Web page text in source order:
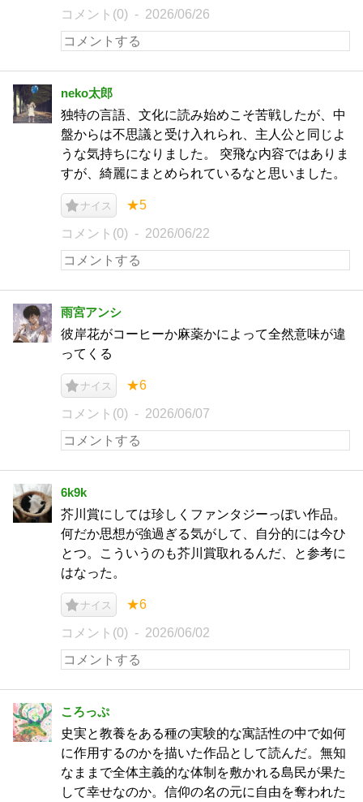
コメント(0) 2026/06/26
neko太郎
独特の言語、文化に読み始めこそ苦戦したが、中
盤からは不思議と受け入れられ、主人公と同じよ
うな気持ちになりました。 突飛な内容ではありま
すが、綺麗にまとめられているなと思いました。
ナイス ★5
コメント(0) 2026/06/22
雨宮アンシ
彼岸花がコーヒーか麻薬かによって全然意味が違
ってくる
ナイス ★6
コメント(0) 2026/06/07
6k9k
芥川賞にしては珍しくファンタジーっぽい作品。
何だか思想が強過ぎる気がして、自分的には今ひ
とつ。こういうのも芥川賞取れるんだ、と参考に
はなった。
ナイス ★6
コメント(0) 2026/06/02
ころっぷ
史実と教養をある種の実験的な寓話性の中で如何
に作用するのかを描いた作品として読んだ。無知
なままで全体主義的な体制を敷かれる島民が果た
して幸せなのか。信仰の名の元に自由を奪われた